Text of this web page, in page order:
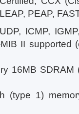
PEAP,
ICMP,
II supported
16MB
(type 1)